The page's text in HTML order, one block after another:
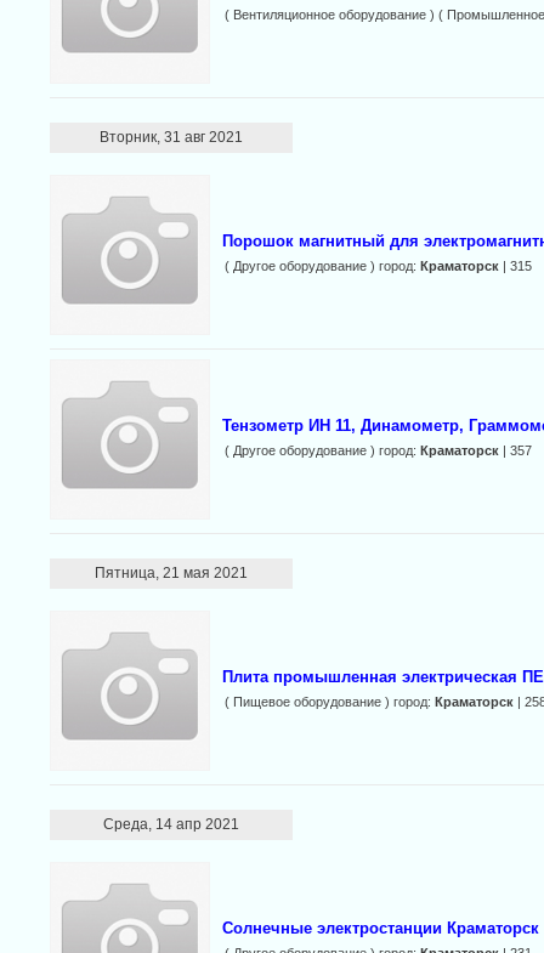
( Вентиляционное оборудование ) (
Вторник, 31 авг 2021
Порошок магнитный для
( Другое оборудование ) город: Краматорск| 315
Тензометр ИН 11, Динамометр,
( Другое оборудование ) город: Краматорск| 357
Пятница, 21 мая 2021
Плита промышленная электрическая
( Пищевое оборудование ) город: Краматорск|
Среда, 14 апр 2021
Солнечные электростанции Краматорск